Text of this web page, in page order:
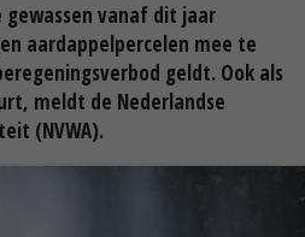
gewassen vanaf dit jaar
aardappelpercelen mee te
geldt. Ook als
meldt de Nederlandse
(NVWA).